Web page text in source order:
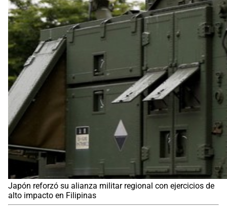
Japón reforzó su alianza militar regional con ejercicios de
alto impacto en Filipinas